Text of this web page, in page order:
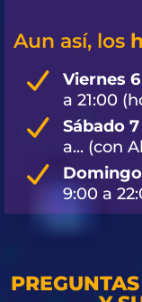
Aun así, los
Viernes
a 21:00
Sábado
a... (con
9:00 a